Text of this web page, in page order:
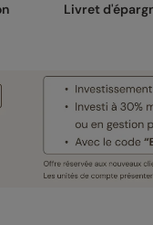
Livret